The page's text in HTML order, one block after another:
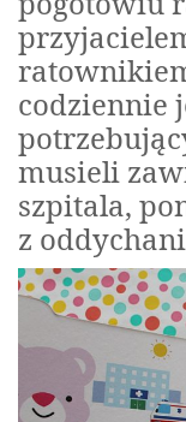
codziennie
musieli
szpitala,
z